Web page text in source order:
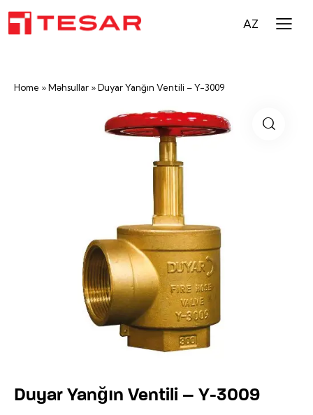
AZ
Home »Məhsullar »Duyar Yanğın Ventili – Y-3009
Duyar Yanğın Ventili – Y-3009